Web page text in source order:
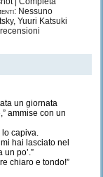
Nessuno
Yuuri Katsuki
recensioni
un giornata
ammise con un
lo capiva.
hai lasciato nel
po’.”
chiaro e tondo!”